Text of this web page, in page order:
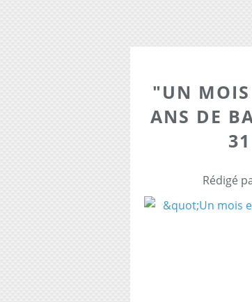
"UN MOIS
ANS DE
Rédigé